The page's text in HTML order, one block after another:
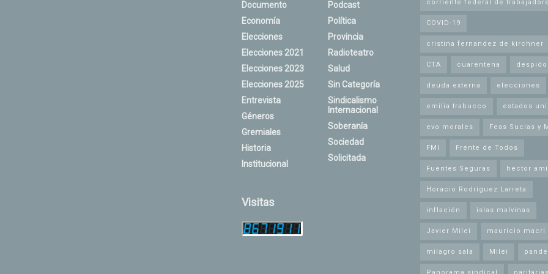
Documento
Economía
Elecciones
Elecciones 2021
Elecciones 2023
Elecciones 2025
Entrevista
Géneros
Gremiales
Historia
Institucional
Podcast
Política
Provincia
Radioteatro
Salud
Sin Categoría
Sindicalismo
Internacional
Soberanía
Sociedad
Solicitada
Visitas
corriente federal de
COVID-19
cristina fernandez de kirchner
CTA cuarentena
deuda externa elecciones
emilia trabucco estados
evo morales Feas Sucias y
FMI Frente de Todos
Fuentes Seguras hector
Horacio Rodríguez Larreta
inflación islas malvinas
Javier Milei mauricio macri
milagro sala Milei
Panorama sindical paritarias